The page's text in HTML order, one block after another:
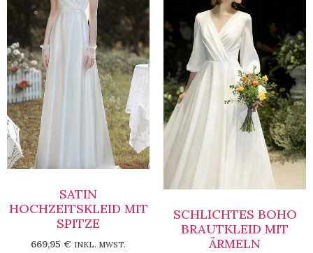
SATIN
HOCHZEITSKLEID MIT
SPITZE
669,95 € INKL. MWST.
SCHLICHTES BOHO
BRAUTKLEID MIT
ÄRMELN